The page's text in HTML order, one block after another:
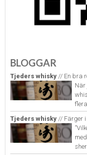
BLOGGAR
Tjeders whisky // En bra
När
Tjeders whisky // Färger